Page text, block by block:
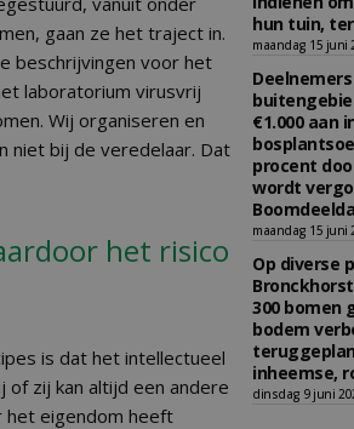
gaan ze het traject in.
beschrijvingen voor het
laboratorium virusvrij
Wij organiseren en
niet bij de veredelaar. Dat
het risico
is dat het intellectueel
zij kan altijd een andere
het eigendom heeft
hun tuin,
maandag 15 juni
€1.000 aan
procent
wordt
maandag 15 juni
Op diverse
300 bomen
bodem
inheemse,
dinsdag 9 juni